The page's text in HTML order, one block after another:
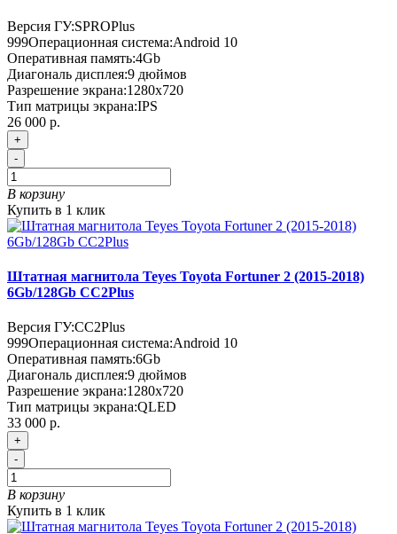
Версия ГУ:SPROPlus
999Операционная система:Android 10
Оперативная память:4Gb
Диагональ дисплея:9 дюймов
Разрешение экрана:1280x720
Тип матрицы экрана:IPS
26 000 р.
+
-
В корзину
Купить в 1 клик
Штатная магнитола Teyes Toyota Fortuner 2 (2015-2018)
6Gb/128Gb CC2Plus
Версия ГУ:CC2Plus
999Операционная система:Android 10
Оперативная память:6Gb
Диагональ дисплея:9 дюймов
Разрешение экрана:1280x720
Тип матрицы экрана:QLED
33 000 р.
+
-
В корзину
Купить в 1 клик